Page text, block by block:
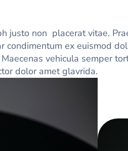
justo non placerat vitae.
ex euismod
vehicula semper
dolor amet glavrida.